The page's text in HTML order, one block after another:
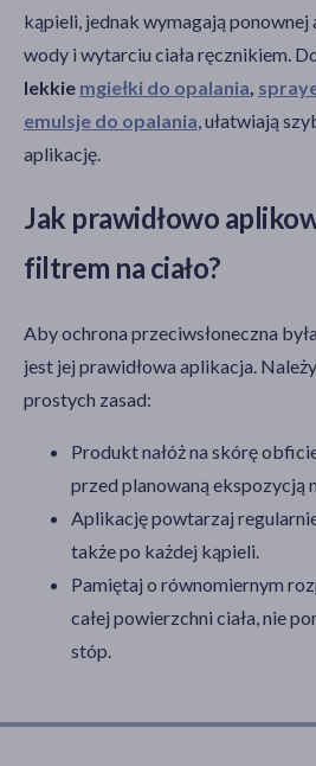
kąpieli, jednak wymagają
wody i wytarciu ciała ręcznikiem.
lekkie mgiełki do opalania
emulsje do opalania , ułatwiają
aplikację.
Jak prawidłowo
filtrem na ciało?
Aby ochrona przeciwsłoneczna
jest jej prawidłowa aplikacja.
prostych zasad:
Produkt nałóż na skórę
przed planowaną ekspozycją
Aplikację powtarzaj
także po każdej kąpieli.
Pamiętaj o równomiernym
całej powierzchni ciała, nie
stóp.